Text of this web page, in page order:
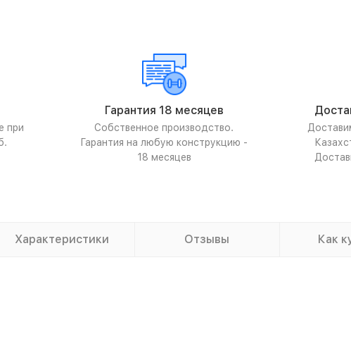
при
Гарантия 18 месяцев
Собственное производство.
Гарантия на любую конструкцию -
18 месяцев
Характеристики Отзывы Как